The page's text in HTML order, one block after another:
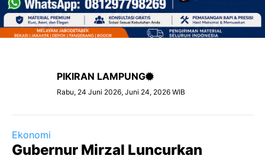
PIKIRAN LAMPUNG
Rabu, 24 Juni 2026, Juni 24, 2026 WIB
Ekonomi
Gubernur Mirzal Luncurkan